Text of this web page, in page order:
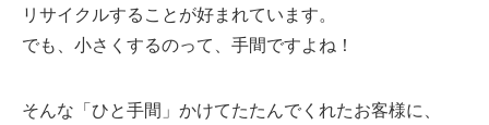
リサイクルすることが好まれています。
でも、小さくするのって、手間ですよね！
そんな「ひと手間」かけてたたんでくれたお客様に、